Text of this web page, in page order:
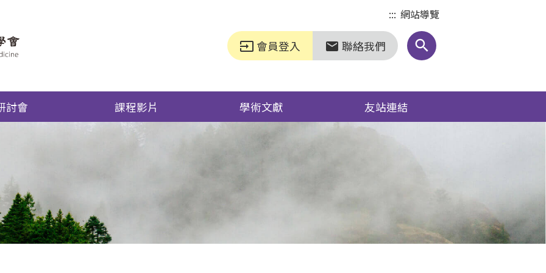
::: 網站導覽
input 會員登入 markunread 聯絡我們 search
討會 課程影片 學術文獻 友站連結